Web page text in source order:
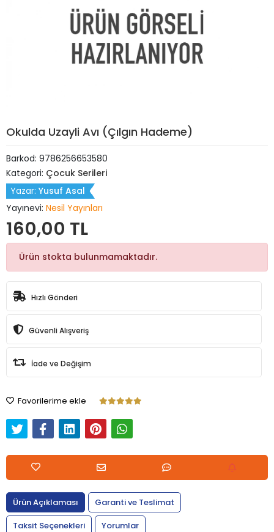
Okulda Uzayli Avı (Çılgın Hademe)
Barkod: 9786256653580
Kategori: Çocuk Serileri
Yazar: Yusuf Asal
Yayınevi: Nesil Yayınları
160,00 TL
Ürün stokta bulunmamaktadır.
Hızlı Gönderi
Güvenli Alışveriş
İade ve Değişim
Favorilerime ekle
Ürün Açıklaması
Garanti ve Teslimat
Taksit Seçenekleri
Yorumlar